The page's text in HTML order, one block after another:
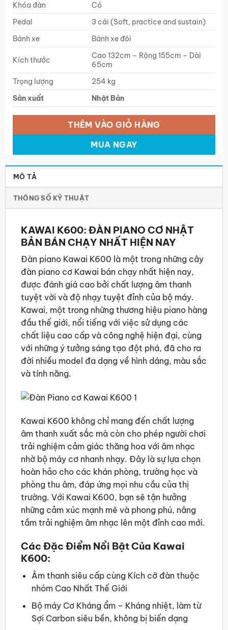
Khóa đàn
Có
Pedal
3 cái (Soft, practice and sustain)
Bánh xe
Bánh xe đôi
Kích thước
Cao 132cm – Rộng 155cm – Dài
65cm
Trọng lượng
254 kg
Sản xuất
Nhật Bản
THÊM VÀO GIỎ HÀNG
MUA NGAY
MÔ TẢ
THÔNG SỐ KỸ THUẬT
KAWAI K600: ĐÀN PIANO CƠ NHẬT
BẢN BÁN CHẠY NHẤT HIỆN NAY
Đàn piano Kawai K600 là một trong những cây
đàn piano cơ Kawai bán chạy nhất hiện nay,
được đánh giá cao bởi chất lượng âm thanh
tuyệt vời và độ nhạy tuyệt đỉnh của bộ máy.
Kawai, một trong những thương hiệu piano hàng
đầu thế giới, nổi tiếng với việc sử dụng các
chất liệu cao cấp và công nghệ hiện đại, cùng
với những ý tưởng sáng tạo đột phá, đã cho ra
đời nhiều model đa dạng về hình dáng, màu sắc
và tính năng.
Kawai K600 không chỉ mang đến chất lượng
âm thanh xuất sắc mà còn cho phép người chơi
trải nghiệm cảm giác thăng hoa với âm nhạc
nhờ bộ máy cơ nhanh nhạy. Đây là sự lựa chọn
hoàn hảo cho các khán phòng, trường học và
phòng thu âm, đáp ứng mọi nhu cầu của thị
trường. Với Kawai K600, bạn sẽ tận hưởng
những cảm xúc mạnh mẽ và phong phú, nâng
tầm trải nghiệm âm nhạc lên một đỉnh cao mới.
Các Đặc Điểm Nổi Bật Của Kawai
K600:
Âm thanh siêu cấp cùng Kích cỡ đàn thuộc
nhóm Cao Nhất Thế Giới
Bộ máy Cơ Kháng ẩm – Kháng nhiệt, làm từ
Sợi Carbon siêu bền, không bị biến dạng